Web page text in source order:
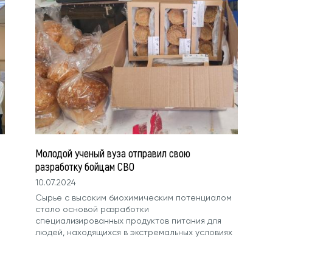
Молодой ученый вуза отправил свою
разработку бойцам СВО
10.07.2024
Сырье с высоким биохимическим потенциалом
стало основой разработки
специализированных продуктов питания для
людей, находящихся в экстремальных условиях